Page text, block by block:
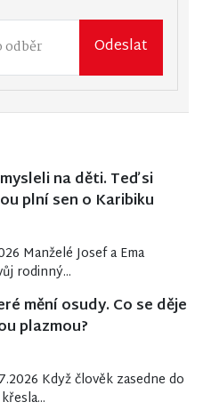
Odeslat
na děti. Teď si
plní sen o Karibiku
Manželé Josef a Ema
rodinný...
mění osudy. Co se děje
plazmou?
Když člověk zasedne do